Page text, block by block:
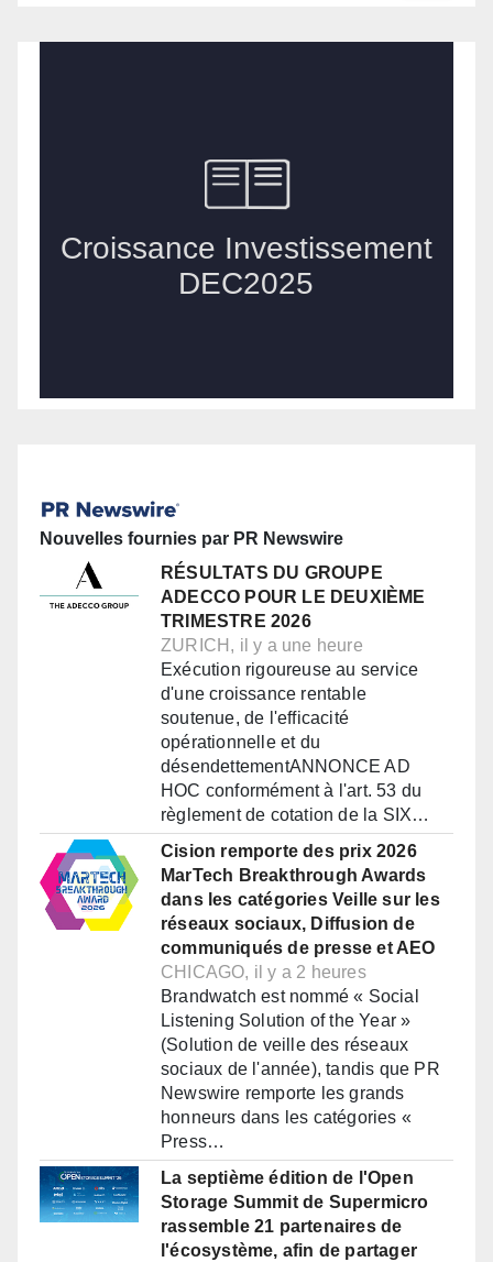
Nouvelles fournies par PR Newswire
RÉSULTATS DU GROUPE
ADECCO POUR LE DEUXIÈME
TRIMESTRE 2026
ZURICH, il y a une heure
Exécution rigoureuse au service
d'une croissance rentable
soutenue, de l'efficacité
opérationnelle et du
désendettementANNONCE AD
HOC conformément à l'art. 53 du
règlement de cotation de la SIX…
Cision remporte des prix 2026
MarTech Breakthrough Awards
dans les catégories Veille sur les
réseaux sociaux, Diffusion de
communiqués de presse et AEO
CHICAGO, il y a 2 heures
Brandwatch est nommé « Social
Listening Solution of the Year »
(Solution de veille des réseaux
sociaux de l'année), tandis que PR
Newswire remporte les grands
honneurs dans les catégories «
Press…
La septième édition de l'Open
Storage Summit de Supermicro
rassemble 21 partenaires de
l'écosystème, afin de partager